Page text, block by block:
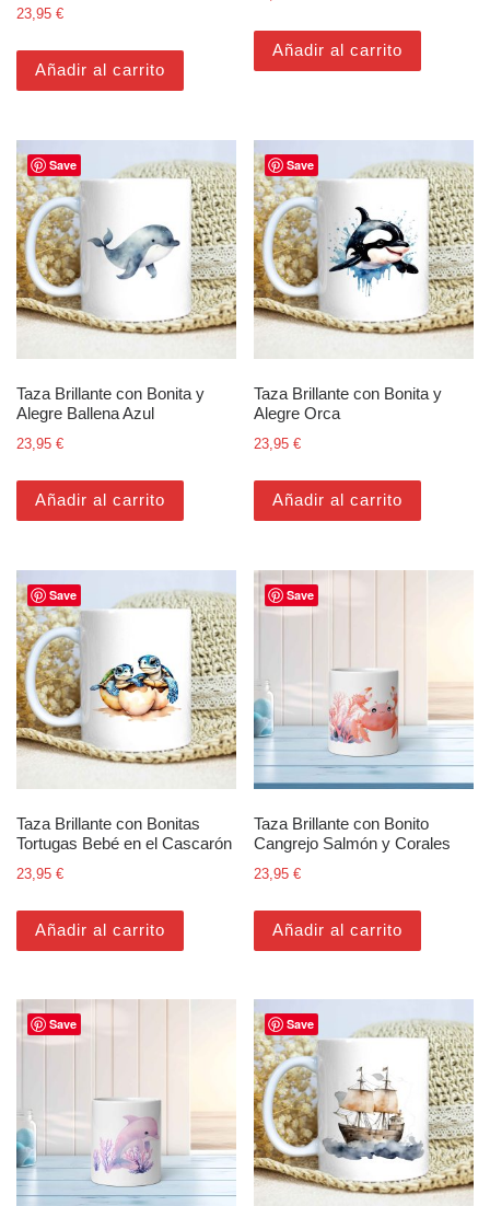
23,95 €
Añadir al carrito
Añadir al carrito
Save
Taza Brillante con Bonita y
Alegre Ballena Azul
23,95 €
Añadir al carrito
Save
Taza Brillante con Bonita y
Alegre Orca
23,95€
Añadir al carrito
Save
Taza Brillante con Bonitas
Tortugas Bebé en el Cascarón
23,95 €
Añadir al carrito
Save
Taza Brillante con Bonito
Cangrejo Salmón y Corales
23,95€
Añadir al carrito
Save Save